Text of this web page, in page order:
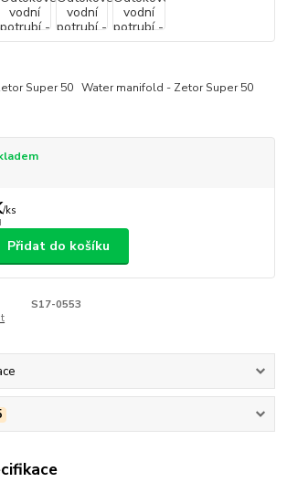
Super 50 Water manifold - Zetor Super 50
/ks
Přidat do košíku
S17-0553